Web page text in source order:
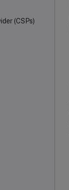
(CSPs)